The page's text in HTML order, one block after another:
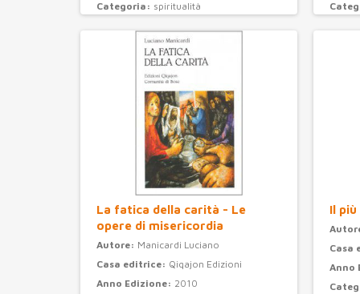
Categoria: spiritualità
La fatica della carità - Le
opere di misericordia
Autore: Manicardi Luciano
Casa editrice: Qiqajon Edizioni
Anno Edizione: 2010
Il
Casa
Anno